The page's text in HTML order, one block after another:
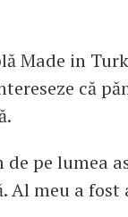
Made in
că
de pe lumea
Al meu a